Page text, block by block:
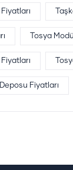
Tosya
Fiyatları